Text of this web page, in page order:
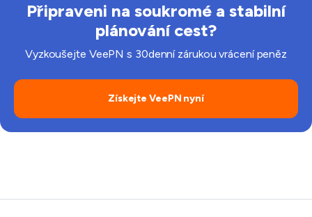
Připraveni na soukromé a stabilní
plánování cest?
Vyzkoušejte VeePN s 30denní zárukou vrácení peněz
Získejte VeePN nyní